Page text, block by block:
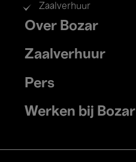
Zaalverhuur
Footer
menu
Over Bozar
Zaalverhuur
Pers
Werken bij Bozar